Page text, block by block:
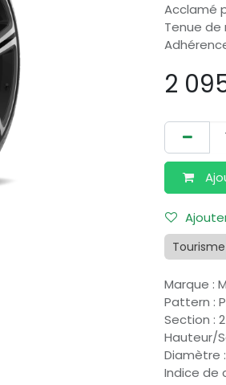
Acclamé
Tenue
2
Tourisme
Marque :
Pattern :
Section :
Hauteur/
Diamètre :
Indice de